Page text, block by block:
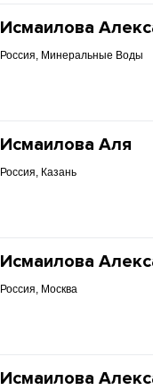
Исмаилова
Россия, Минеральные Воды
Исмаилова Аля
Россия, Казань
Исмаилова
Россия, Москва
Исмаилова